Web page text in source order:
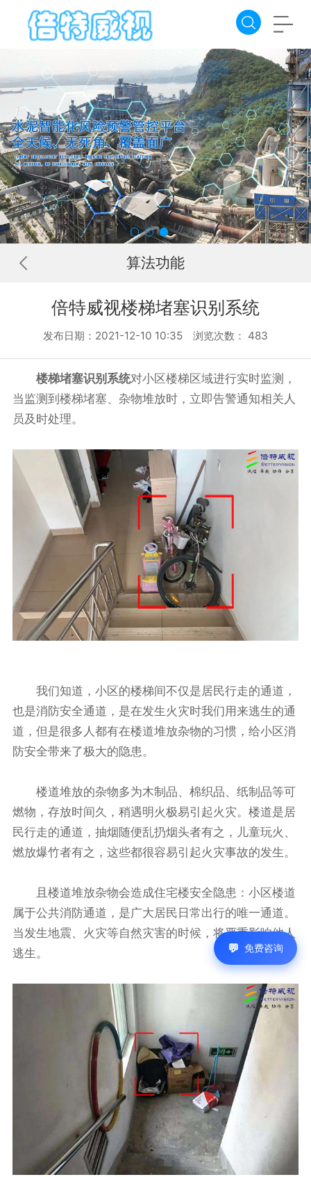
算法功能
倍特威视楼梯堵塞识别系统
发布日期：2021-12-10 10:35 浏览次数： 483
楼梯堵塞识别系统对小区楼梯区域进行实时监测，
当监测到楼梯堵塞、杂物堆放时，立即告警通知相关人
员及时处理。
我们知道，小区的楼梯间不仅是居民行走的通道，
也是消防安全通道，是在发生火灾时我们用来逃生的通
道，但是很多人都有在楼道堆放杂物的习惯，给小区消
防安全带来了极大的隐患。
楼道堆放的杂物多为木制品、棉织品、纸制品等可
燃物，存放时间久，稍遇明火极易引起火灾。楼道是居
民行走的通道，抽烟随便乱扔烟头者有之，儿童玩火、
燃放爆竹者有之，这些都很容易引起火灾事故的发生。
且楼道堆放杂物会造成住宅楼安全隐患：小区楼道
属于公共消防通道，是广大居民日常出行的唯一通道。
当发生地震、火灾等自然灾害的时候，将严重影响他人
逃生。
免费咨询